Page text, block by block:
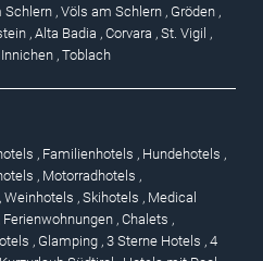
Schlern , Völs am Schlern , Gröden ,
, Alta Badia , Corvara , St. Vigil ,
Innichen , Toblach
, Familienhotels , Hundehotels ,
, Motorradhotels ,
, Weinhotels , Skihotels , Medical
Ferienwohnungen , Chalets ,
, Glamping , 3 Sterne Hotels , 4